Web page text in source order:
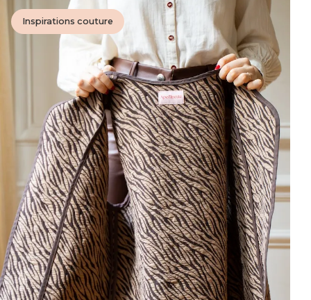
Inspirations couture